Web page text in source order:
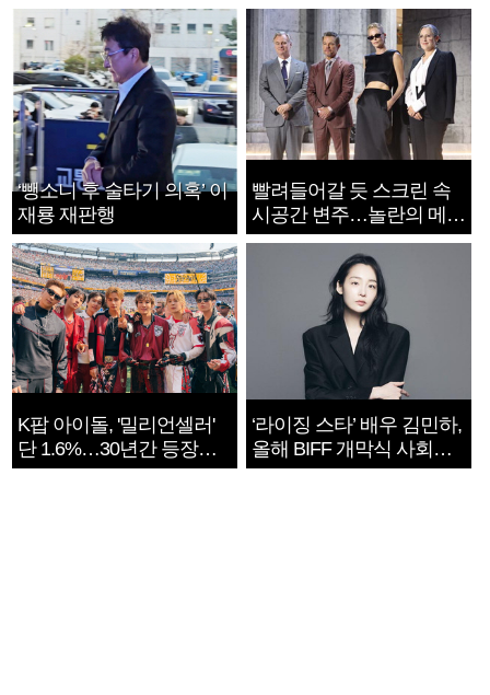
‘뺑소니 후 술타기 의혹’ 이
재룡 재판행
빨려들어갈 듯 스크린 속
시공간 변주…놀란의 메시
지는 ‘전쟁 속죄’
K팝 아이돌, '밀리언셀러'
단 1.6%…30년간 등장
1182개팀 전수조사
‘라이징 스타’ 배우 김민하,
올해 BIFF 개막식 사회자
확정